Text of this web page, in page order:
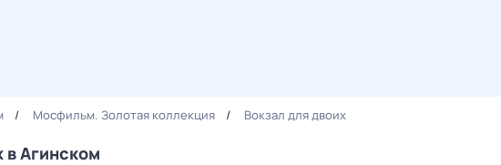
Мосфильм. Золотая коллекция Вокзал для двоих
в Агинском